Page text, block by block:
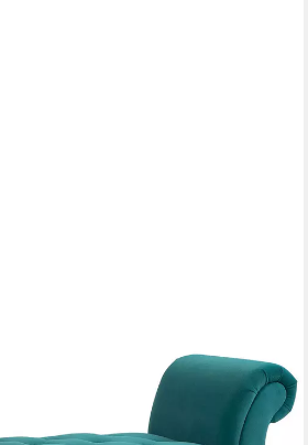
nutzbar), Edle Sitzbank mit hohem
& Ankleide
dir